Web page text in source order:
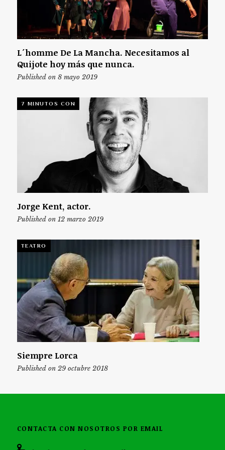
L´homme De La Mancha. Necesitamos al
Quijote hoy más que nunca.
Published on 8 mayo 2019
7 MINUTOS CON
Jorge Kent, actor.
Published on 12 marzo 2019
TEATRO
Siempre Lorca
Published on 29 octubre 2018
CONTACTA CON NOSOTROS POR EMAIL